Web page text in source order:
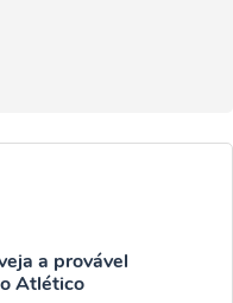
a provável
Atlético